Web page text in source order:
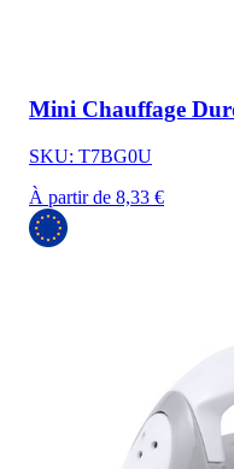
Mini Chauffage
SKU: T7BG0U
À partir de 8,33 €